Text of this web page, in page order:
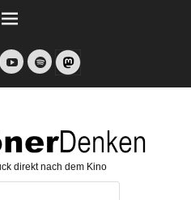
YouTubeSpotify
direkt nach dem Kino